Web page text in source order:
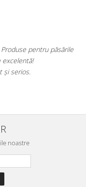
pentru păsările
și serios.
noastre